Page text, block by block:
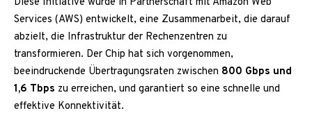
Diese Initiative wurde in Partnerschaft mit Amazon Web
Services (AWS) entwickelt, eine Zusammenarbeit, die darauf
abzielt, die Infrastruktur der Rechenzentren zu
transformieren. Der Chip hat sich vorgenommen,
beeindruckende Übertragungsraten zwischen 800 Gbps und
1,6 Tbps zu erreichen, und garantiert so eine schnelle und
effektive Konnektivität.